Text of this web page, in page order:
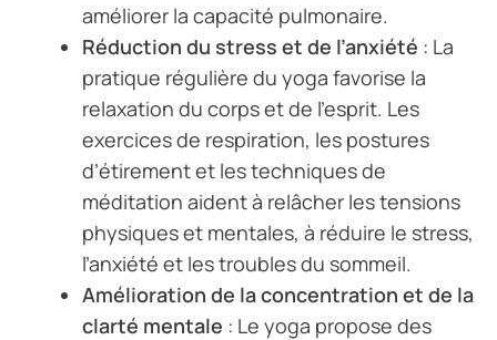
améliorer la capacité pulmonaire.
Réduction du stress et de l’anxiété : La
pratique régulière du yoga favorise la
relaxation du corps et de l’esprit. Les
exercices de respiration, les postures
d’étirement et les techniques de
méditation aident à relâcher les tensions
physiques et mentales, à réduire le stress,
l’anxiété et les troubles du sommeil.
Amélioration de la concentration et de la
clarté mentale : Le yoga propose des